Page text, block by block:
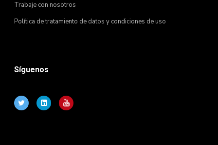
Trabaje con nosotros
Política de tratamiento de datos y condiciones de uso
Síguenos